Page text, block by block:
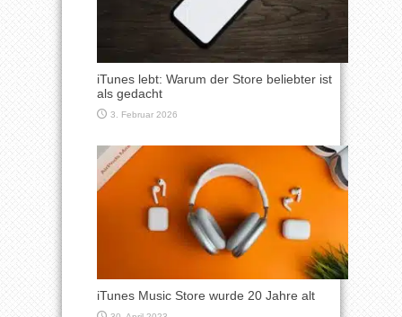
iTunes lebt: Warum der Store beliebter ist
als gedacht
3. Februar 2026
iTunes Music Store wurde 20 Jahre alt